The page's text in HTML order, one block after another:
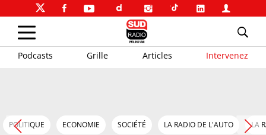
Podcasts Grille Articles Intervenez
POLITIQUE ECONOMIE SOCIÉTÉ LA RADIO DE L'AUTO LA